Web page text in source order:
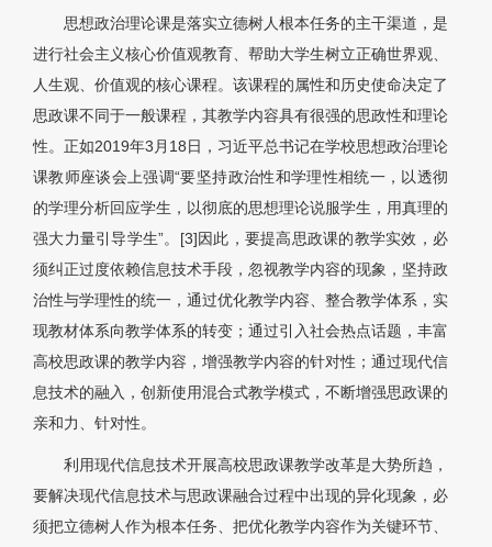
思想政治理论课是落实立德树人根本任务的主干渠道，是
进行社会主义核心价值观教育、帮助大学生树立正确世界观、
人生观、价值观的核心课程。该课程的属性和历史使命决定了
思政课不同于一般课程，其教学内容具有很强的思政性和理论
性。正如2019年3月18日，习近平总书记在学校思想政治理论
课教师座谈会上强调“要坚持政治性和学理性相统一，以透彻
的学理分析回应学生，以彻底的思想理论说服学生，用真理的
强大力量引导学生”。[3]因此，要提高思政课的教学实效，必
须纠正过度依赖信息技术手段，忽视教学内容的现象，坚持政
治性与学理性的统一，通过优化教学内容、整合教学体系，实
现教材体系向教学体系的转变；通过引入社会热点话题，丰富
高校思政课的教学内容，增强教学内容的针对性；通过现代信
息技术的融入，创新使用混合式教学模式，不断增强思政课的
亲和力、针对性。
利用现代信息技术开展高校思政课教学改革是大势所趋，
要解决现代信息技术与思政课融合过程中出现的异化现象，必
须把立德树人作为根本任务、把优化教学内容作为关键环节、